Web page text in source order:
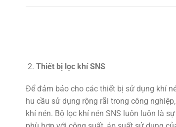
Thiết bị lọc khí SNS
Để đảm bảo cho các thiết bị sử dụng khí
hu cầu sử dụng rộng rãi trong công
khí nén. Bộ lọc khí nén SNS luôn luôn là